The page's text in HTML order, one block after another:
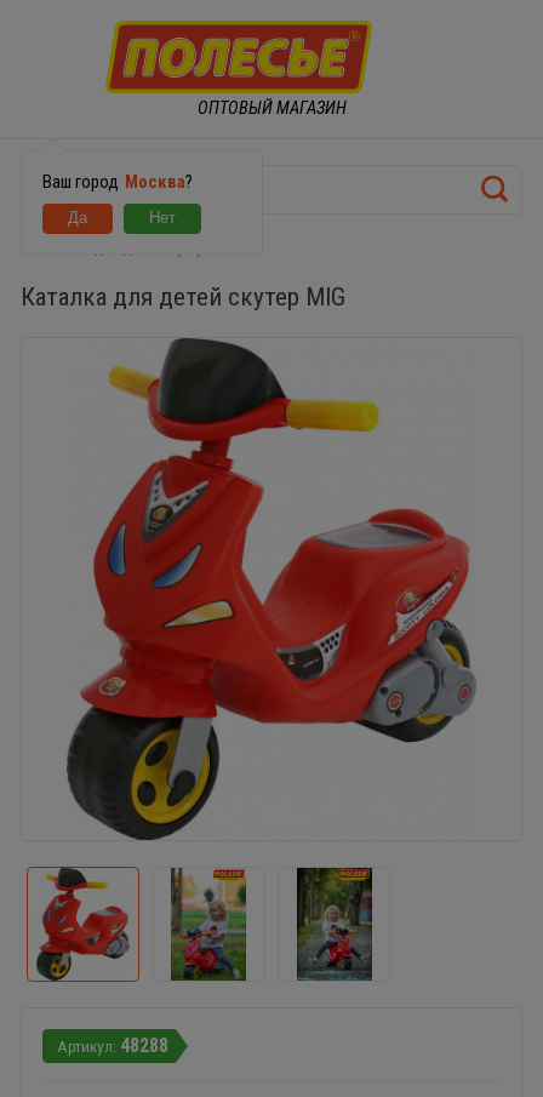
ОПТОВЫЙ МАГАЗИН
Ваш город Москва?
Каталка для детей скутер MIG
48288